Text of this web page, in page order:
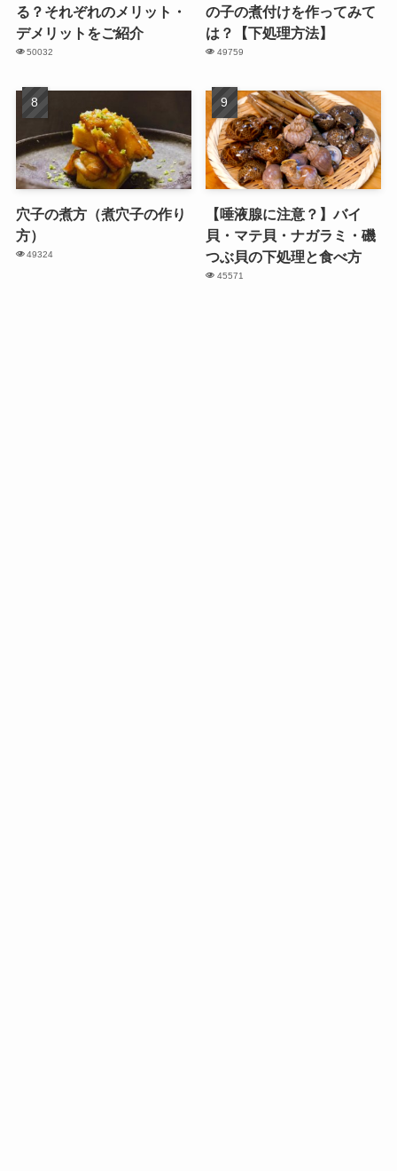
る？それぞれのメリット・
デメリットをご紹介
50032
の子の煮付けを作ってみて
は？【下処理方法】
49759
穴子の煮方（煮穴子の作り
方）
49324
【唾液腺に注意？】バイ
貝・マテ貝・ナガラミ・磯
つぶ貝の下処理と食べ方
45571